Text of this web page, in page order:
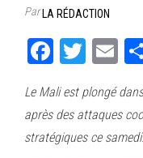
ParLA RÉDACTION
Fa
bo
ok
T
tt
er
E
ail
Le Mali est plongé
après des attaques
stratégiques ce